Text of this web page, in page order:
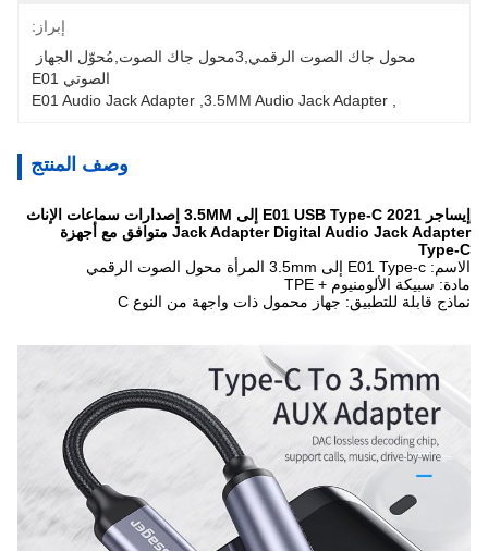
إبراز:
الصوتي E01
3.5MM Audio Jack Adapter
E01 Audio Jack Adapter
وصف المنتج
إيساجر 2021 E01 USB Type-C إلى 3.5MM إصدارات سماعات الإناث
Jack Adapter Digital Audio Jack Adapter متوافق مع أجهزة
Type-C
الاسم: E01 Type-c إلى 3.5mm المرأة محول الصوت الرقمي
مادة: سبيكة الألومنيوم + TPE
نماذج قابلة للتطبيق: جهاز محمول ذات واجهة من النوع C